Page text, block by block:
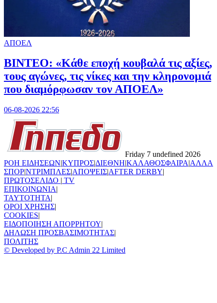
ΑΠΟΕΛ
ΒΙΝΤΕΟ: «Κάθε εποχή κουβαλά τις αξίες,
τους αγώνες, τις νίκες και την κληρονομιά
που διαμόρφωσαν τον ΑΠΟΕΛ»
06-08-2026 22:56
Friday 7 undefined 2026
ΡΟΗ ΕΙΔΗΣΕΩΝ|ΚΥΠΡΟΣ|ΔΙΕΘΝΗ|ΚΑΛΑΘΟΣΦΑΙΡΑ|ΑΛΛΑ
ΣΠΟΡ|ΝΤΡΙΜΠΛΕΣ|ΑΠΟΨΕΙΣ|AFTER DERBY|
ΠΡΩΤΟΣΕΛΙΔΟ | TV
ΕΠΙΚΟΙΝΩΝΙΑ|
TAYTOTHTA|
ΟΡΟΙ ΧΡΗΣΗΣ|
COOKIES|
ΕΙΔΟΠΟΙΗΣΗ ΑΠΟΡΡΗΤΟΥ|
ΔΗΛΩΣΗ ΠΡΟΣΒΑΣΙΜΟΤΗΤΑΣ|
ΠΟΛΙΤΗΣ
© Developed by P.C Admin 22 Limited